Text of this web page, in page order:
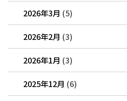
2026年3月 (5)
2026年2月 (3)
2026年1月 (3)
2025年12月 (6)